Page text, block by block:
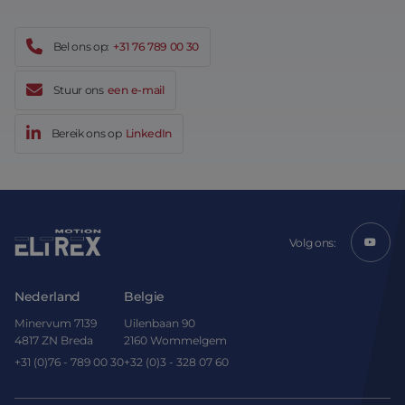
Bel ons op: +31 76 789 00 30
Stuur ons een e-mail
Bereik ons op LinkedIn
Volg ons:
Nederland
Minervum 7139
4817 ZN Breda
+31 (0)76 - 789 00 30
Belgie
Uilenbaan 90
2160 Wommelgem
+32 (0)3 - 328 07 60